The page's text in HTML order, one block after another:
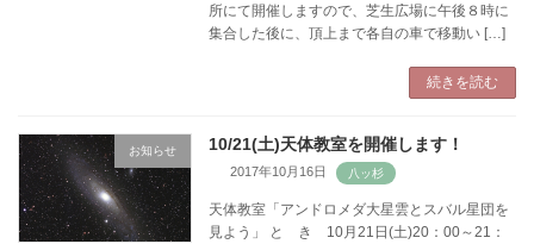
所にて開催しますので、芝生広場に午後８時に
集合した後に、頂上まで各自の車で移動い […]
続きを読む
お知らせ 10/21(土)天体教室を開催します！
2017年10月16日
天体教室「アンドロメダ大星雲とスバル星団を
見よう」 と き 10月21日(土)20：00～21：